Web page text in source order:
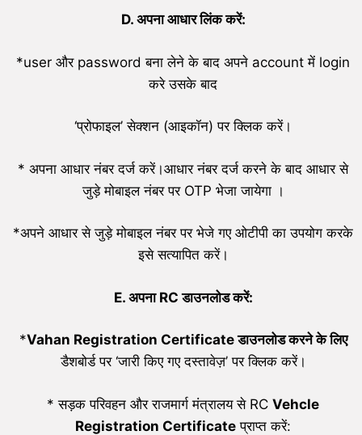
D. अपना आधार लिंक करें:
*user और password बना लेने के बाद अपने account में login
करे उसके बाद
‘प्रोफाइल’ सेक्शन (आइकॉन) पर क्लिक करें।
* अपना आधार नंबर दर्ज करें।आधार नंबर दर्ज करने के बाद आधार से
जुड़े मोबाइल नंबर पर OTP भेजा जायेगा ।
*अपने आधार से जुड़े मोबाइल नंबर पर भेजे गए ओटीपी का उपयोग करके
इसे सत्यापित करें।
E. अपना RCडाउनलोड करें:
*Vahan Registration Certificateडाउनलोड करने के लिए
डैशबोर्ड पर ‘जारी किए गए दस्तावेज़’ पर क्लिक करें।
* सड़क परिवहन और राजमार्ग मंत्रालय से RC Vehcle
Registration Certificate प्राप्त करें: